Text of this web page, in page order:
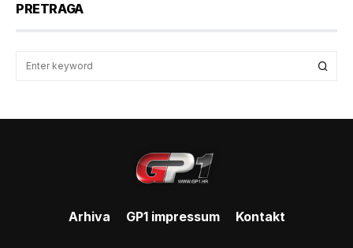
PRETRAGA
Arhiva GP1 impressum Kontakt